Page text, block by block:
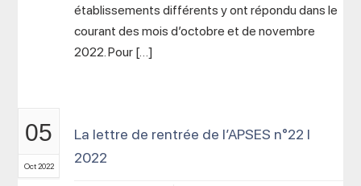
établissements différents y ont répondu dans le
courant des mois d’octobre et de novembre
2022. Pour […]
05
Oct 2022
La lettre de rentrée de l’APSES n°22 I
2022